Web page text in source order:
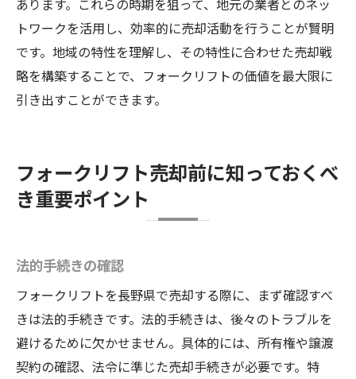
あります。これらの時期を狙って、地元の業者とのネッ
トワークを活用し、効率的に売却活動を行うことが賢明
です。地域の特性を理解し、その特性に合わせた売却戦
略を構築することで、フォークリフトの価値を最大限に
引き出すことができます。
フォークリフト売却前に知っておくべ
き重要ポイント
法的手続きの確認
フォークリフトを長野県で売却する際に、まず確認すべ
きは法的手続きです。法的手続きは、後々のトラブルを
避けるために欠かせません。具体的には、所有権や譲渡
契約の確認、法令に準じた売却手続きが必要です。特